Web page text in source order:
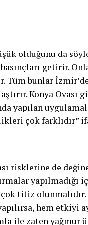
olduğunu da
getirir.
Tüm bunlar
Konya Ovası
yapılan
çok farklıdır”
risklerine de
yapılmadığı
titiz
hem etkiyi
ile zaten yağmur